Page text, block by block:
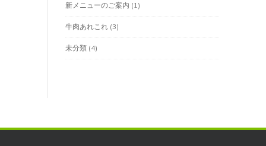
新メニューのご案内 (1)
牛肉あれこれ (3)
未分類 (4)